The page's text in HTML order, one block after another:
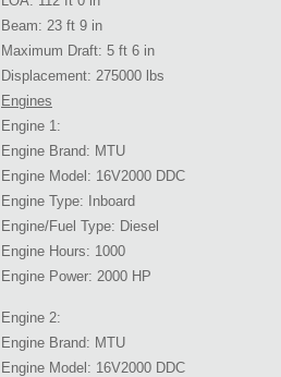
Beam: 23 ft 9 in
Maximum Draft: 5 ft 6 in
Displacement: 275000 lbs
Engines
Engine 1:
Engine Brand: MTU
Engine Model: 16V2000 DDC
Engine Type: Inboard
Engine/Fuel Type: Diesel
Engine Hours: 1000
Engine Power: 2000 HP
Engine 2:
Engine Brand: MTU
Engine Model: 16V2000 DDC